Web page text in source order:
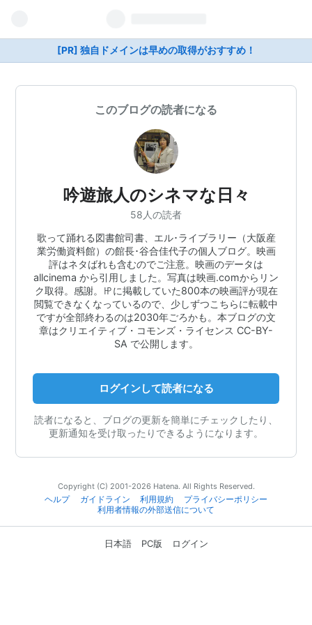
[PR] 独自ドメインは早めの取得がおすすめ！
このブログの読者になる
吟遊旅人のシネマな日々
58人の読者
歌って踊れる図書館司書、エル･ライブラリー（大阪産
業労働資料館）の館長･谷合佳代子の個人ブログ。映画
評はネタばれも含むのでご注意。映画のデータは
allcinema から引用しました。写真は映画.comからリン
ク取得。感謝。㏋に掲載していた800本の映画評が現在
閲覧できなくなっているので、少しずつこちらに転載中
ですが全部終わるのは2030年ごろかも。本ブログの文
章はクリエイティブ・コモンズ・ライセンス CC-BY-
SA で公開します。
ログインして読者になる
読者になると、ブログの更新を簡単にチェックしたり、
更新通知を受け取ったりできるようになります。
Copyright (C) 2001-2026 Hatena. All Rights Reserved.
ヘルプ
ガイドライン 利用規約
プライバシーポリシー
利用者情報の外部送信について
日本語 PC版 ログイン